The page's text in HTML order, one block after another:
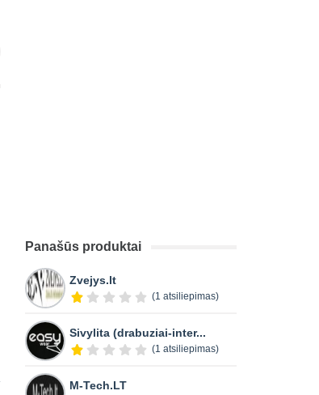
Panašūs produktai
Zvejys.lt
(1 atsiliepimas)
Sivylita (drabuziai-inter...
(1 atsiliepimas)
M-Tech.LT